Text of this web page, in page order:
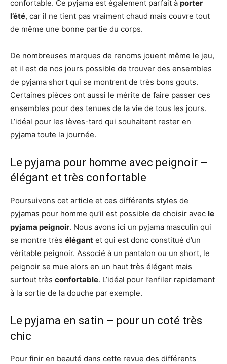
confortable. Ce pyjama est également parfait à porter
l’été, car il ne tient pas vraiment chaud mais couvre tout
de même une bonne partie du corps.
De nombreuses marques de renoms jouent même le jeu,
et il est de nos jours possible de trouver des ensembles
de pyjama short qui se montrent de très bons gouts.
Certaines pièces ont aussi le mérite de faire passer ces
ensembles pour des tenues de la vie de tous les jours.
L’idéal pour les lèves-tard qui souhaitent rester en
pyjama toute la journée.
Le pyjama pour homme avec peignoir –
élégant et très confortable
Poursuivons cet article et ces différents styles de
pyjamas pour homme qu’il est possible de choisir avec le
pyjama peignoir. Nous avons ici un pyjama masculin qui
se montre très élégant et qui est donc constitué d’un
véritable peignoir. Associé à un pantalon ou un short, le
peignoir se mue alors en un haut très élégant mais
surtout très confortable. L’idéal pour l’enfiler rapidement
à la sortie de la douche par exemple.
Le pyjama en satin – pour un coté très
chic
Pour finir en beauté dans cette revue des différents